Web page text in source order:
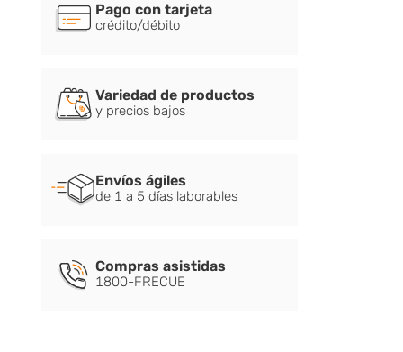
Pago con tarjeta
crédito/débito
Variedad de productos
y precios bajos
Envíos ágiles
de 1 a 5 días laborables
Compras asistidas
1800-FRECUE